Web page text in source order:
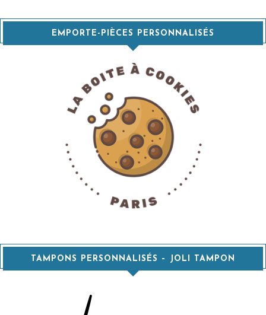
EMPORTE-PIÈCES PERSONNALISÉS
TAMPONS PERSONNALISÉS – JOLI TAMPON